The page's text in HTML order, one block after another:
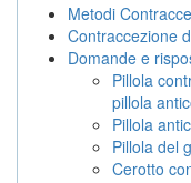
Metodi
Contraccezione
Domande e
Pillola
pillola
Pillola
Pillola del
Cerotto